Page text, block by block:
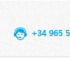
+34 965